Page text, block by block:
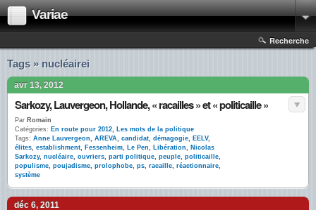
Variae
Recherche
Tags » nucléairei
avr 13, 2012
Sarkozy, Lauvergeon, Hollande, « racailles » et « politicaille »
Par Romain
Catégories: En route pour 2012, Les mots de la politique
Tags: Anne Lauvergeon, AREVA, candidat, démagogie, EELV,
élites, establishment, Fessenheim, Le Pen, Libération, Nicolas
Sarkozy, nucléaire, ouvriers, parti politique, peuple, politicaille,
populisme, poujadisme, prolophobe, ps, racaille, réactionnaire,
système
déc 6, 2011